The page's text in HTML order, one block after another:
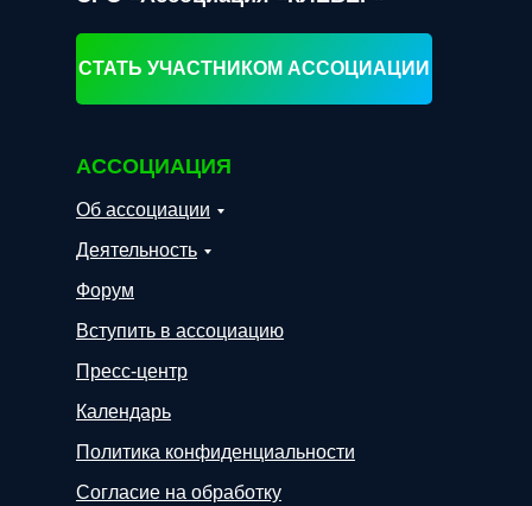
АССОЦИАЦИЯ
Об ассоциации
Деятельность
Форум
Вступить в ассоциацию
Пресс-центр
Календарь
Политика конфиденциальности
Согласие на обработку
СТАТЬ УЧАСТНИКОМ АССОЦИАЦИИ